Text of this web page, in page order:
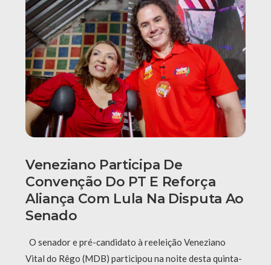
Veneziano Participa De
Convenção Do PT E Reforça
Aliança Com Lula Na Disputa Ao
Senado
O senador e pré-candidato à reeleição Veneziano
Vital do Rêgo (MDB) participou na noite desta quinta-